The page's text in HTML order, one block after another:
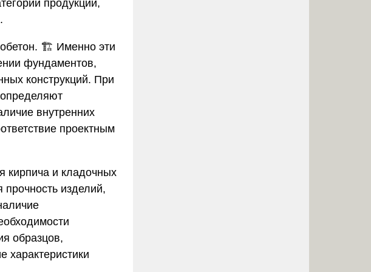
продукции,
🏗️ Именно эти
фундаментов,
конструкций. При
внутренних
проектным
кирпича и кладочных
прочность изделий,
образцов,
характеристики